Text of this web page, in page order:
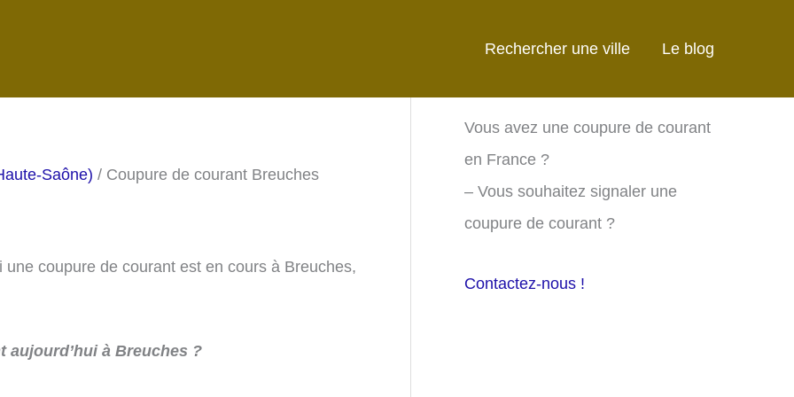
Rechercher une ville Le blog
Saône) / Coupure de courant Breuches
coupure de courant est en cours à Breuches,
aujourd’hui à Breuches ?
Vous avez une coupure de courant
en France ?
– Vous souhaitez signaler une
coupure de courant ?
Contactez-nous !